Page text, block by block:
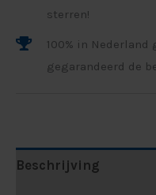
sterren!
100% in Nederland
gegarandeerd de
Beschrijving